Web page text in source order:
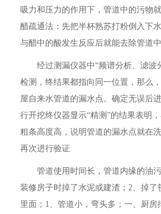
吸力和压力的作用下，管道中的污物
醋疏通法：先把半杯熟苏打粉倒入下
与醋中的酸发生反应后就能去除管道
经过测漏仪器中“频谱分析、滤波
检测，终结果都指向同一位置，那么
屋自来水管道的漏水点。确定无误后
行开挖终仪器显示“精测”的结果表明
粗条高度高，说明管道的漏水点就在
再次进行验证
管道使用时间长，管道内缘的油
装修房子时掉了水泥或建渣；2、掉了
里面；1、管道小，弯头多；一、厨